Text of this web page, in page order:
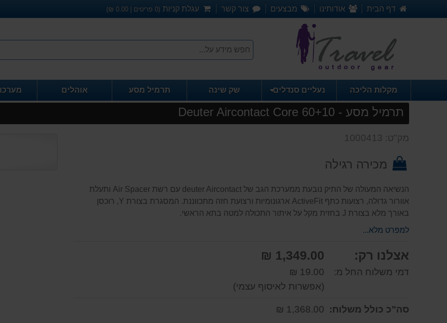
דף הבית אודותינו מבצעים צור קשר עגלת קניות (
0פריטים | 0.00
₪)
מקלות הליכה נעליים סנדלים שק שינה תרמיל מסע אוהלים
תרמיל מסע - Deuter Aircontact Core 60+10
מק"ט: 1000413
מכירה רגילה
הנשיאה המעולה של התיק נובעת ממערכת הגב של deuter Aircontact עם רשת Air Spacer ותעלת
אוורור גדולה, רצועות כתף ActiveFit ארגונומיות ורצועת חזה מתכווננת. המסגרת בצורת Y, רוכסן
באורך מלא בצורת J בחזית מקל על איתור התכולה למטה בתא הראשי.
למפרט מלא...
אצלנו רק: 1,349.00 ₪
דמי משלוח החל מ:
19.00 ₪
(אפשרות לאיסוף עצמי)
סה"כ כולל משלוח: 1,368.00 ₪